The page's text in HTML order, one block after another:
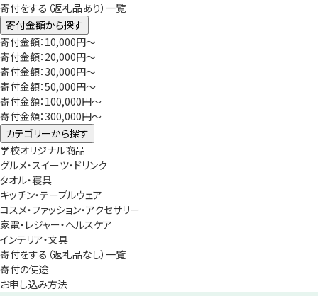
寄付をする（返礼品あり）一覧
寄付金額から探す
寄付金額：10,000円～
寄付金額：20,000円～
寄付金額：30,000円～
寄付金額：50,000円～
寄付金額：100,000円～
寄付金額：300,000円～
カテゴリーから探す
学校オリジナル商品
グルメ・スイーツ・ドリンク
タオル・寝具
キッチン・テーブルウェア
コスメ・ファッション・アクセサリー
家電・レジャー・ヘルスケア
インテリア・文具
寄付をする（返礼品なし）一覧
寄付の使途
お申し込み方法